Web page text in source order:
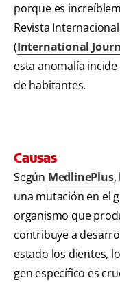
porque es
Revista
(International
esta anomalía
de habitantes.
Causas
Según MedlinePlus,
una mutación en el
organismo que
contribuye a
estado los dientes,
gen específico es